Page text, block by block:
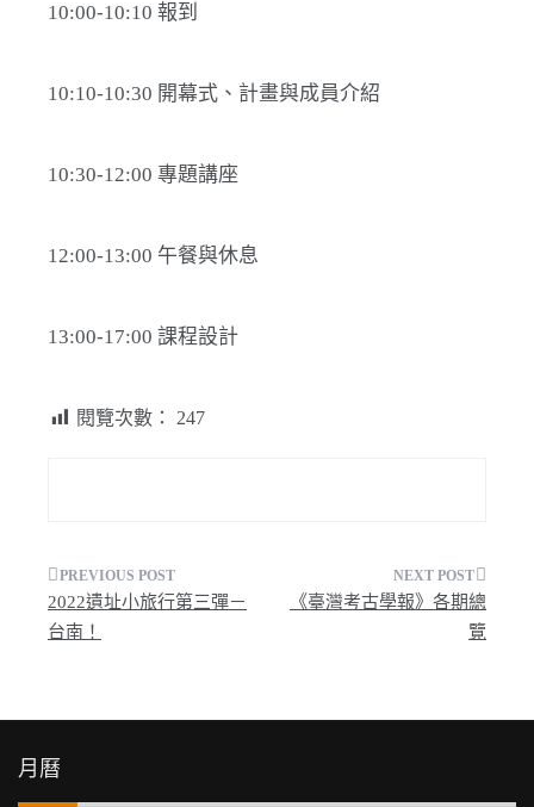
10:00-10:10 報到
10:10-10:30 開幕式、計畫與成員介紹
10:30-12:00 專題講座
12:00-13:00 午餐與休息
13:00-17:00 課程設計
閱覽次數： 247
文
章
覽
2022遺址小旅行第三彈－
台南！
《臺灣考古學報》各期總
覽
月曆